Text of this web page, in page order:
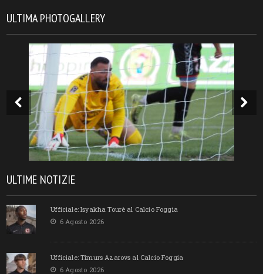
ULTIMA PHOTOGALLERY
ULTIME NOTIZIE
Ufficiale: Isyakha Tourè al Calcio Foggia
6 Agosto 2026
Ufficiale: Timurs Azarovs al Calcio Foggia
6 Agosto 2026